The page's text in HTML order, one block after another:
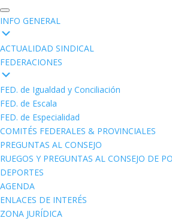
INFO GENERAL
ACTUALIDAD SINDICAL
FEDERACIONES
FED. de Igualdad y Conciliación
FED. de Escala
FED. de Especialidad
COMITÉS FEDERALES & PROVINCIALES
PREGUNTAS AL CONSEJO
RUEGOS Y PREGUNTAS AL CONSEJO DE
DEPORTES
AGENDA
ENLACES DE INTERÉS
ZONA JURÍDICA